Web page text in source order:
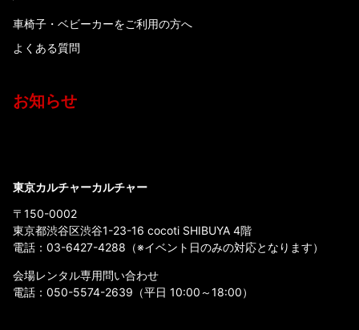
車椅子・ベビーカーをご利用の方へ
よくある質問
お知らせ
東京カルチャーカルチャー
〒150-0002
東京都渋谷区渋谷1-23-16 cocoti SHIBUYA 4階
電話： 03-6427-4288 （※イベント日のみの対応となります）
会場レンタル専用問い合わせ
電話： 050-5574-2639 （平日 10:00～18:00）